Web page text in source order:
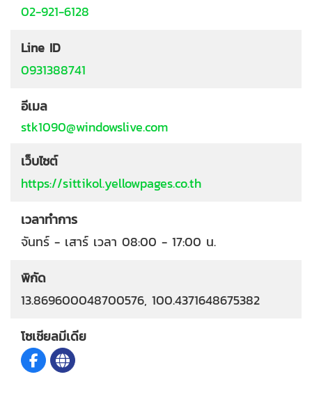
02-921-6128
Line ID
0931388741
อีเมล
stk1090@windowslive.com
เว็บไซต์
https://sittikol.yellowpages.co.th
เวลาทำการ
จันทร์ - เสาร์ เวลา 08:00 - 17:00 น.
พิกัด
13.869600048700576, 100.4371648675382
โซเชียลมีเดีย